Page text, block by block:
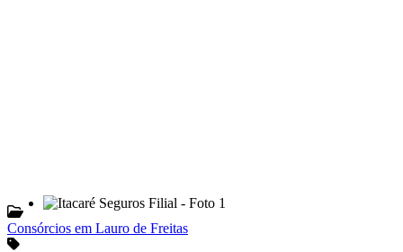
Consórcios em Lauro de Freitas